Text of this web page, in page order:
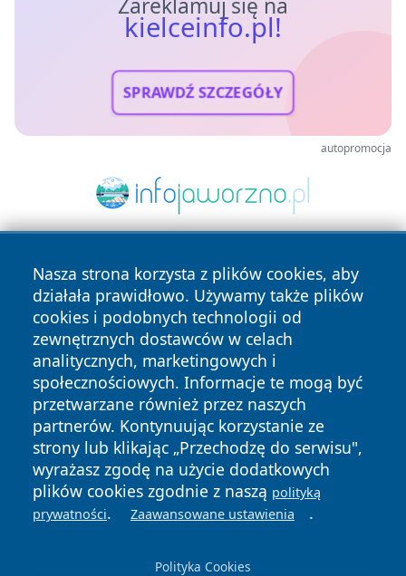
kielceinfo.pl!
SPRAWDŹ SZCZEGÓŁY
autopromocja
Nasza strona korzysta z plików cookies, aby
działała prawidłowo. Używamy także plików
cookies i podobnych technologii od
zewnętrznych dostawców w celach
analitycznych, marketingowych i
społecznościowych. Informacje te mogą być
przetwarzane również przez naszych
partnerów. Kontynuując korzystanie ze
strony lub klikając „Przechodzę do serwisu",
wyrażasz zgodę na użycie dodatkowych
plików cookies zgodnie z naszą polityką
prywatności. Zaawansowane ustawienia .
Polityka Cookies
Copyright © 2026 kielceinfo.pl Wszystkie prawa zastrzeżone.
News Autorzy
Polityka
Prywatności
Polityka
Cookies